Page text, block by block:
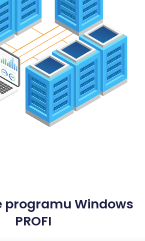
programu Windows
PROFI